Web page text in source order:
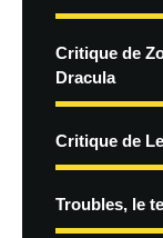
Critique de
Dracula
Critique de
Troubles, le